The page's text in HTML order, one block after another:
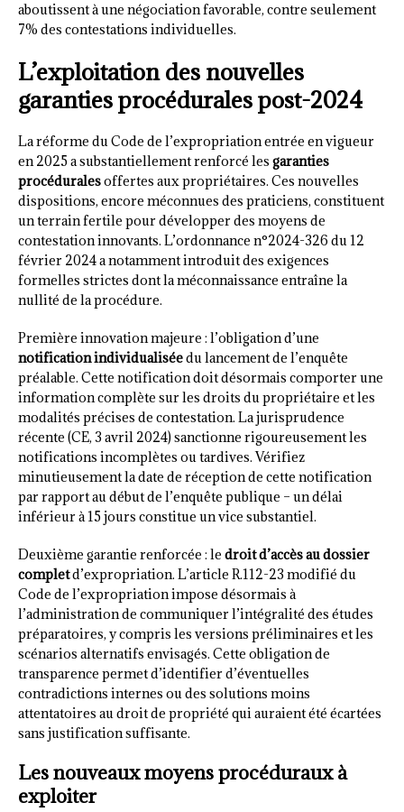
aboutissent à une négociation favorable, contre seulement
7% des contestations individuelles.
L’exploitation des nouvelles
garanties procédurales post-2024
La réforme du Code de l’expropriation entrée en vigueur
en 2025 a substantiellement renforcé les garanties
procéduralesoffertes aux propriétaires. Ces nouvelles
dispositions, encore méconnues des praticiens, constituent
un terrain fertile pour développer des moyens de
contestation innovants. L’ordonnance n°2024-326 du 12
février 2024 a notamment introduit des exigences
formelles strictes dont la méconnaissance entraîne la
nullité de la procédure.
Première innovation majeure : l’obligation d’une
notification individualiséedu lancement de l’enquête
préalable. Cette notification doit désormais comporter une
information complète sur les droits du propriétaire et les
modalités précises de contestation. La jurisprudence
récente (CE, 3 avril 2024) sanctionne rigoureusement les
notifications incomplètes ou tardives. Vérifiez
minutieusement la date de réception de cette notification
par rapport au début de l’enquête publique – un délai
inférieur à 15 jours constitue un vice substantiel.
Deuxième garantie renforcée : le droit d’accès au dossier
completd’expropriation. L’article R.112-23 modifié du
Code de l’expropriation impose désormais à
l’administration de communiquer l’intégralité des études
préparatoires, y compris les versions préliminaires et les
scénarios alternatifs envisagés. Cette obligation de
transparence permet d’identifier d’éventuelles
contradictions internes ou des solutions moins
attentatoires au droit de propriété qui auraient été écartées
sans justification suffisante.
Les nouveaux moyens procéduraux à
exploiter